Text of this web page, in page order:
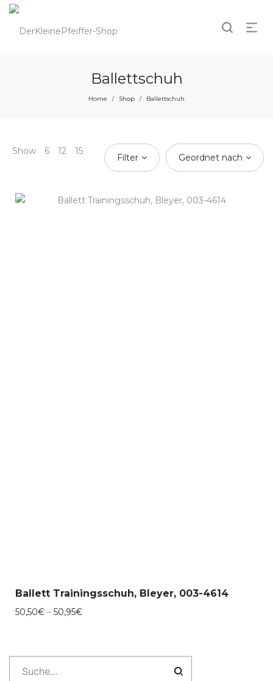
Ballettschuh
Home / Shop / Ballettschuh
Show 6 12 15
Filter Geordnet nach
Ballett Trainingsschuh, Bleyer, 003-4614
50,50€ – 50,95€Preisspanne: